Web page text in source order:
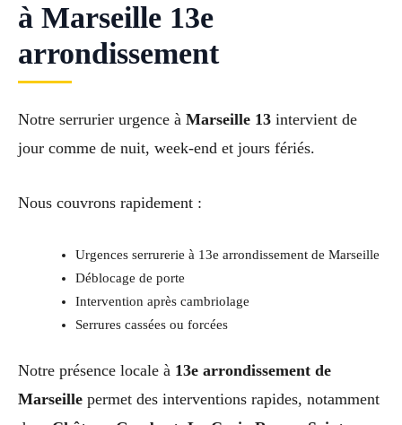
à Marseille 13e
arrondissement
Notre serrurier urgence à Marseille 13 intervient de
jour comme de nuit, week-end et jours fériés.
Nous couvrons rapidement :
Urgences serrurerie à 13e arrondissement de Marseille
Déblocage de porte
Intervention après cambriolage
Serrures cassées ou forcées
Notre présence locale à 13e arrondissement de
Marseille permet des interventions rapides, notamment